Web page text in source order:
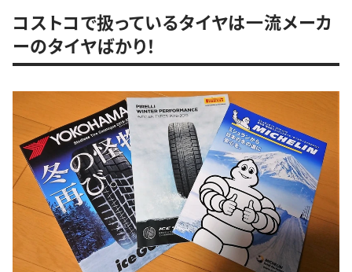
コストコで扱っているタイヤは一流メーカ
ーのタイヤばかり！